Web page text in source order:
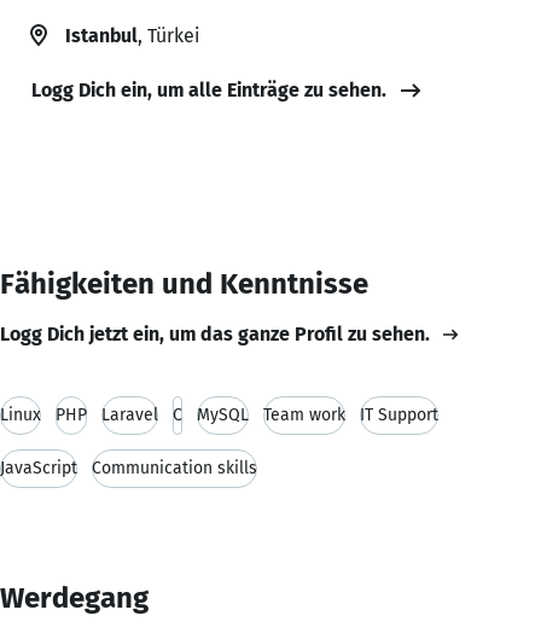
Istanbul, Türkei
Logg Dich ein, um alle Einträge zu sehen.
Fähigkeiten und Kenntnisse
Logg Dich jetzt ein, um das ganze Profil zu sehen.
Linux PHP Laravel C MySQL Team work IT Support
JavaScript Communication skills
Werdegang